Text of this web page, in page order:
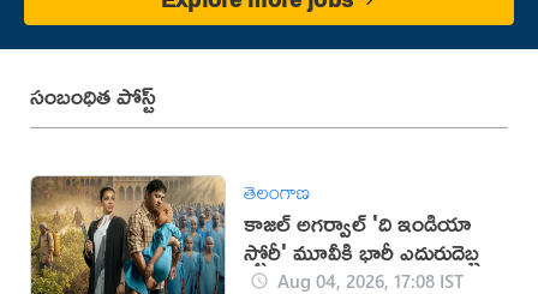
సంబంధిత పోస్ట్
తెలంగాణ
కాజల్ అగర్వాల్ 'ది ఇండియా
స్టోరీ' మూవీకి భారీ ఎదురుదెబ్బ
Aug 04, 2026, 17:08 IST